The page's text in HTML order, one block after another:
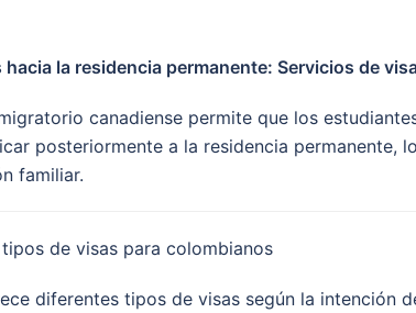
hacia la residencia permanente: Servicios de
canadiense permite que los
posteriormente a la residencia permanente,
familiar.
de visas para colombianos
diferentes tipos de visas según la intención